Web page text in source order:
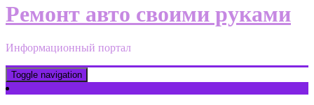
Ремонт авто своими руками
Информационный портал
Toggle navigation